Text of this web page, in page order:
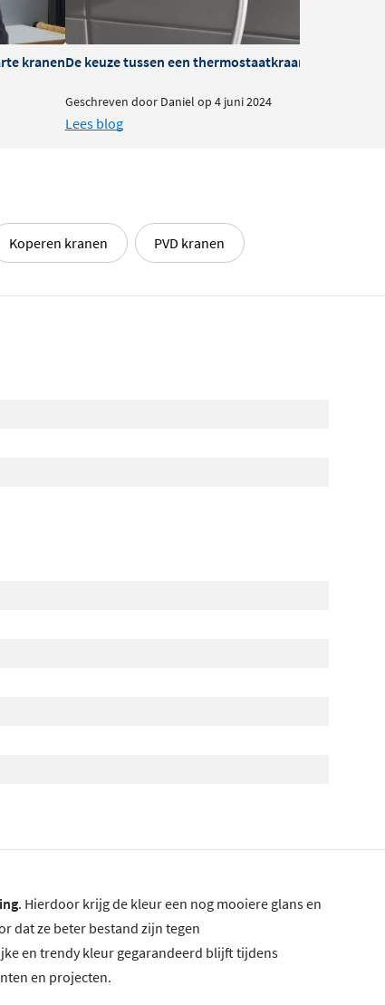
kranenDe keuze tussen een thermostaatkraan of
Geschreven door Daniel op 4 juni 2024
Lees blog
Koperen kranen PVD kranen
. Hierdoor krijg de kleur een nog mooiere glans en
dat ze beter bestand zijn tegen
en trendy kleur gegarandeerd blijft tijdens
en projecten.